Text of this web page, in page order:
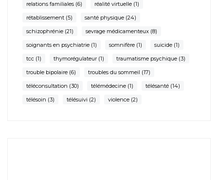
relations familiales (6) réalité virtuelle (1)
rétablissement (5) santé physique (24)
schizophrénie (21) sevrage médicamenteux (8)
soignants en psychiatrie (1) somnifère (1) suicide (1)
tcc (1) thymorégulateur (1) traumatisme psychique (3)
trouble bipolaire (6) troubles du sommeil (17)
téléconsultation (30) télémédecine (1) télésanté (14)
télésoin (3) télésuivi (2) violence (2)